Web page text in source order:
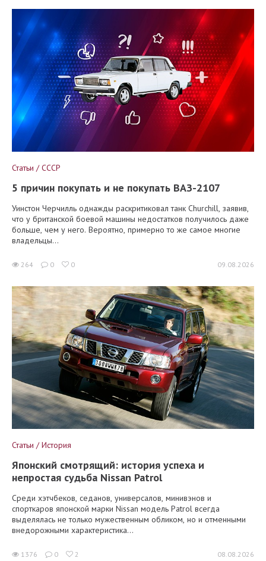
Статьи / СССР
5 причин покупать и не покупать ВАЗ-2107
Уинстон Черчилль однажды раскритиковал танк Churchill, заявив,
что у британской боевой машины недостатков получилось даже
больше, чем у него. Вероятно, примерно то же самое многие
владельцы...
264 0 0 09.08.2026
Статьи / История
Японский смотрящий: история успеха и
непростая судьба Nissan Patrol
Среди хэтчбеков, седанов, универсалов, минивэнов и
спорткаров японской марки Nissan модель Patrol всегда
выделялась не только мужественным обликом, но и отменными
внедорожными характеристика...
1376 0 2 08.08.2026